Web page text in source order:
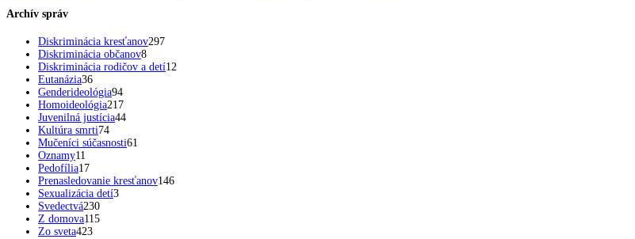
Archív správ
Diskriminácia kresťanov297
Diskriminácia občanov8
Diskriminácia rodičov a detí12
Eutanázia36
Genderideológia94
Homoideológia217
Juvenilná justícia44
Kultúra smrti74
Mučeníci súčasnosti61
Oznamy11
Pedofília17
Prenasledovanie kresťanov146
Sexualizácia detí3
Svedectvá230
Z domova115
Zo sveta423